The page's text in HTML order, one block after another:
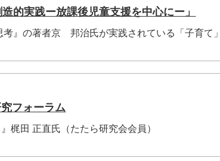
的実践ー放課後児童支援を中心にー」
』の著者京 邦治氏が実践されている「子育て
フォーラム
梶田 正直氏（たたら研究会会員）